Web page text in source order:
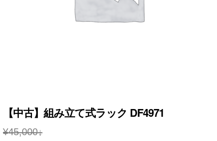
【中古】組み立て式ラック DF4971
¥45,000